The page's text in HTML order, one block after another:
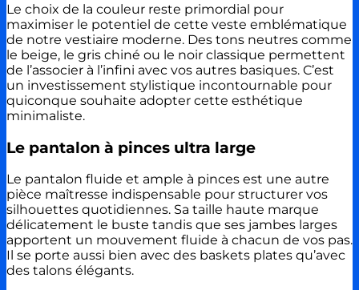
Le choix de la couleur reste primordial pour
maximiser le potentiel de cette veste emblématique
de notre vestiaire moderne. Des tons neutres comme
le beige, le gris chiné ou le noir classique permettent
de l’associer à l’infini avec vos autres basiques. C’est
un investissement stylistique incontournable pour
quiconque souhaite adopter cette esthétique
minimaliste.
Le pantalon à pinces ultra large
Le pantalon fluide et ample à pinces est une autre
pièce maîtresse indispensable pour structurer vos
silhouettes quotidiennes. Sa taille haute marque
délicatement le buste tandis que ses jambes larges
apportent un mouvement fluide à chacun de vos pas.
Il se porte aussi bien avec des baskets plates qu’avec
des talons élégants.